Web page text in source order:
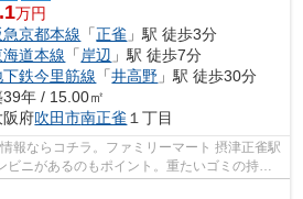
万円
急京都本線 「正雀 」駅 徒歩3分
海道本線 「岸辺 」駅 徒歩7分
下鉄今里筋線 「井高野 」駅 徒歩30分
39年 / 15.00㎡
阪府吹田市南正雀 １丁目
報ならコチラ。ファミリーマート 摂津正雀駅
ビニがあるのもポイント。重たいゴミの持ち
置き場...